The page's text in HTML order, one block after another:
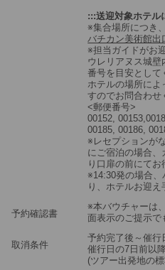
:::送迎対象ホテル
※集合場所につき、
バチカン美術館出
※担当ガイドがお
ウレリアヌス城壁
番号を目安として
ホテルの場所によ
すのでお問合わせ
<郵便番号>
00152,
00185, 00186,
※レセプションが
にご宿泊の場合、
り口扉の前にてお
※14:30発の場合
り、ホテルお迎え
予約確認書
※本バウチャーは
面表示のご提示で
取消条件
予約完了後～催行
催行日の7日前以
(ツアー出発地の